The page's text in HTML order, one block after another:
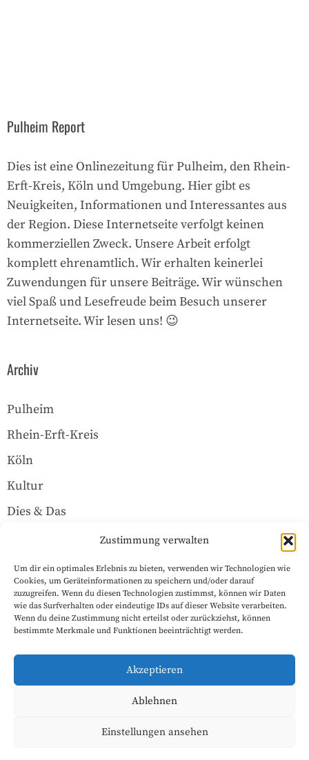
Zustimmung verwalten
Um dir ein optimales Erlebnis zu bieten, verwenden wir Technologien wie
Cookies, um Geräteinformationen zu speichern und/oder darauf
zuzugreifen. Wenn du diesen Technologien zustimmst, können wir Daten
wie das Surfverhalten oder eindeutige IDs auf dieser Website verarbeiten.
Wenn du deine Zustimmung nicht erteilst oder zurückziehst, können
bestimmte Merkmale und Funktionen beeinträchtigt werden.
Akzeptieren
Ablehnen
Einstellungen ansehen
Pulheim Report
Dies ist eine Onlinezeitung für Pulheim, den Rhein-
Erft-Kreis, Köln und Umgebung. Hier gibt es
Neuigkeiten, Informationen und Interessantes aus
der Region. Diese Internetseite verfolgt keinen
kommerziellen Zweck. Unsere Arbeit erfolgt
komplett ehrenamtlich. Wir erhalten keinerlei
Zuwendungen für unsere Beiträge. Wir wünschen
viel Spaß und Lesefreude beim Besuch unserer
Internetseite. Wir lesen uns! 😉
Archiv
Pulheim
Rhein-Erft-Kreis
Köln
Kultur
Dies & Das
Rechtliches
Datenschutzerklärung
Impressum
Cookie-Richtlinie (EU)